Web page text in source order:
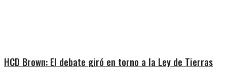
HCD Brown: El debate giró en torno a la Ley de Tierras